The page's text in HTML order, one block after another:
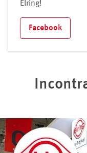
Elring!
Facebook